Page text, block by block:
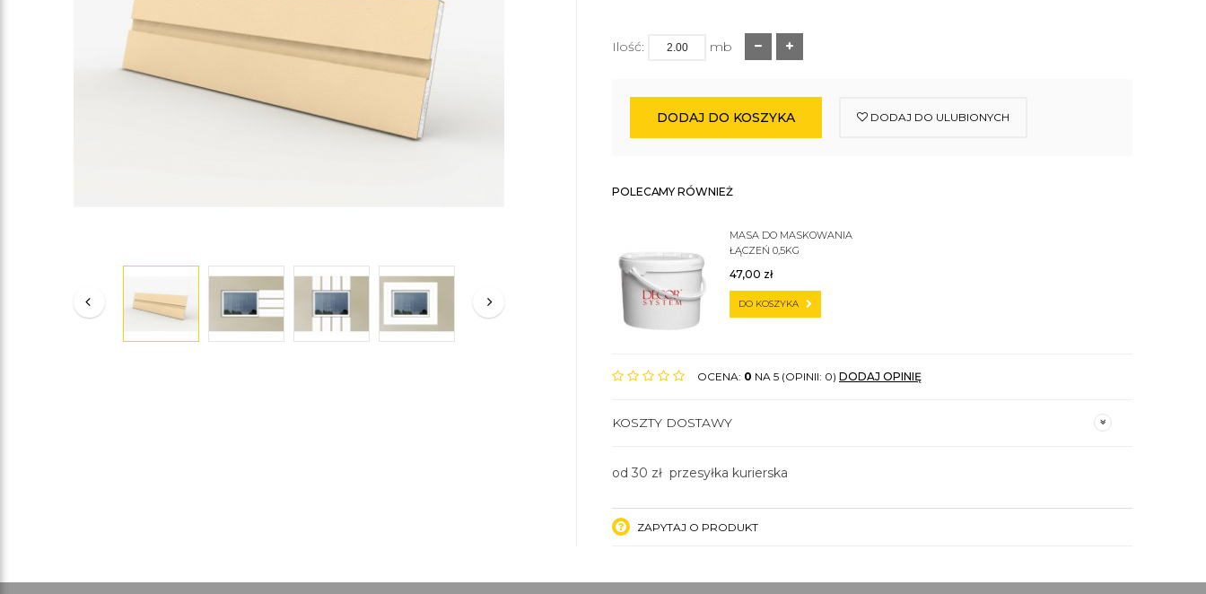
Ilość: mb
DODAJ DO KOSZYKA DODAJ DO ULUBIONYCH
POLECAMY RÓWNIEŻ
MASA DO MASKOWANIA
ŁĄCZEŃ 0,5KG
47,00 zł
DO KOSZYKA
OCENA: 0 NA 5 (OPINII: 0) DODAJ OPINIĘ
KOSZTY DOSTAWY
od 30 zł przesyłka kurierska
ZAPYTAJ O PRODUKT